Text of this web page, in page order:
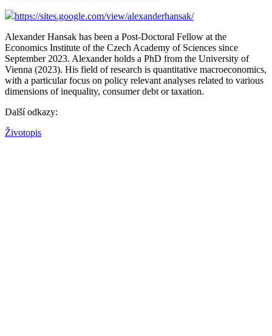
https://sites.google.com/view/alexanderhansak/
Alexander Hansak has been a Post-Doctoral Fellow at the
Economics Institute of the Czech Academy of Sciences since
September 2023. Alexander holds a PhD from the University of
Vienna (2023). His field of research is quantitative macroeconomics,
with a particular focus on policy relevant analyses related to various
dimensions of inequality, consumer debt or taxation.
Další odkazy:
Životopis